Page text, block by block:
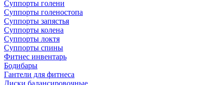
Суппорты голени
Суппорты голеностопа
Суппорты запястья
Суппорты колена
Суппорты локтя
Суппорты спины
Фитнес инвентарь
Бодибары
Гантели для фитнеса
Диски балансировочные